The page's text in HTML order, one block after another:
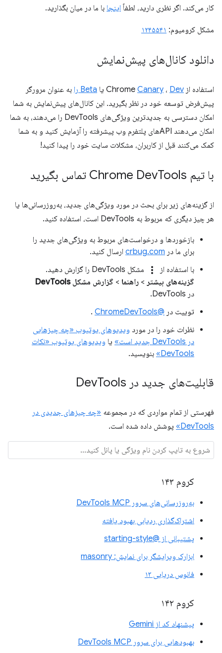
کار می‌کند. اگر نظری دارید، لطفاً اینجا با ما در میان بگذارید.
مشکل کرومیوم: ۱۲۴۵۵۴۱
دانلود کانال‌های پیش‌نمایش
استفاده از Chrome Canary ، Dev یا Beta را
به عنوان مرورگر
پیش‌فرض توسعه خود در نظر بگیرید. این کانال‌های پیش‌نمایش به شما
امکان دسترسی به جدیدترین ویژگی‌های DevTools را می‌دهند، به شما
امکان می‌دهند APIهای پلتفرم وب پیشرفته را آزمایش کنید و به شما
کمک می‌کنند قبل از کاربران، مشکلات سایت خود را پیدا کنید!
با تیم Chrome Dev Tools تماس بگیرید
از گزینه‌های زیر برای بحث در مورد ویژگی‌های جدید، به‌روزرسانی‌ها یا
هر چیز دیگری که مربوط به DevTools است، استفاده کنید.
بازخوردها و درخواست‌های مربوط به ویژگی‌های جدید را
برای ما در crbug.com ارسال کنید.
با استفاده از
more_vert
مشکل DevTools را گزارش دهید.
گزینه‌های بیشتر > راهنما > گزارش مشکل DevTools
در DevTools.
توییت در @ChromeDevTools
.
نظرات خود را در مورد ویدیوهای یوتیوب «چه چیزهایی
در DevTools جدید است»
یا ویدیوهای یوتیوب «نکات
DevTools»
بنویسید.
قابلیت‌های جدید در Dev Tools
فهرستی از تمام مواردی که در مجموعه «چه چیزهای جدیدی در
DevTools»
پوشش داده شده است.
کروم ۱۴۳
به‌روزرسانی‌های سرور DevTools MCP
اشتراک‌گذاری ردیابی بهبود یافته
پشتیبانی از @starting-style
ابزارک ویرایشگر برای نمایش: masonry
فانوس دریایی ۱۳
کروم ۱۴۲
پیشنهاد کد از Gemini
بهبودهایی برای سرور DevTools MCP